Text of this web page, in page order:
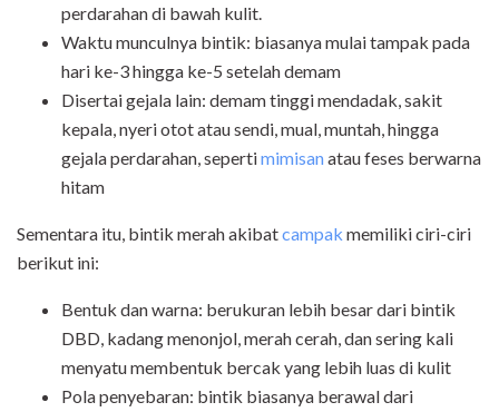
perdarahan di bawah kulit.
Waktu munculnya bintik: biasanya mulai tampak pada
hari ke-3 hingga ke-5 setelah demam
Disertai gejala lain: demam tinggi mendadak, sakit
kepala, nyeri otot atau sendi, mual, muntah, hingga
gejala perdarahan, sepertimimisanatau feses berwarna
hitam
Sementara itu, bintik merah akibatcampak memiliki ciri-ciri
berikut ini:
Bentuk dan warna: berukuran lebih besar dari bintik
DBD, kadang menonjol, merah cerah, dan sering kali
menyatu membentuk bercak yang lebih luas di kulit
Pola penyebaran: bintik biasanya berawal dari